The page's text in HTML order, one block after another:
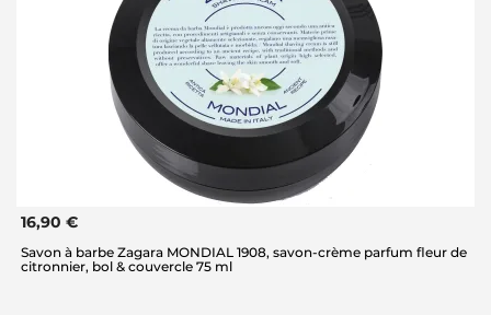
16,90 €
Savon à barbe Zagara MONDIAL 1908, savon-crème parfum fleur de
citronnier, bol & couvercle 75 ml